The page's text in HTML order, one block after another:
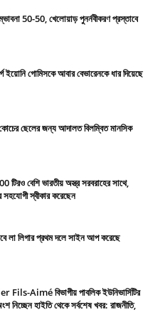
50-50, খেলোয়াড় পুনর্নবীকরণ প্রস্তাবে
ইয়োনি গোমিসকে আবার বেভারেনকে ধার দিয়েছে
ছেলের জন্য আদালত বিলম্বিত মানসিক
বেশি ভারতীয় অস্ত্র সরবরাহের সাথে,
সহযোগী স্বীকার করেছেন
লা লিগার প্রথম দলে সাইন আপ করেছে
Aimé বিভাগীয় পাবলিক ইউনিভার্সিটির
নিচ্ছেন হাইতি থেকে সর্বশেষ খবর: রাজনীতি,